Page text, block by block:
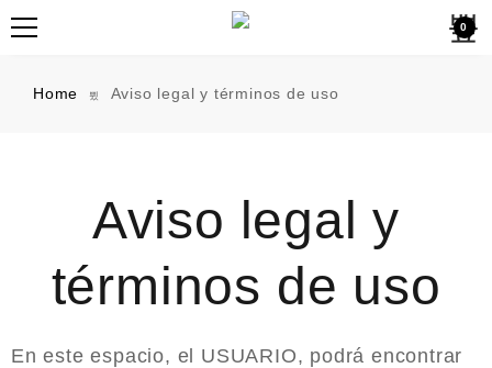
0
Home Aviso legal y términos de uso
Aviso legal y
términos de uso
En este espacio, el USUARIO, podrá encontrar